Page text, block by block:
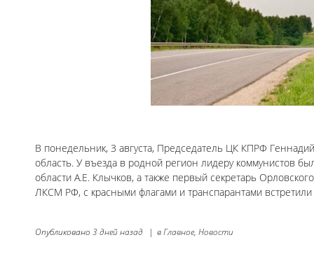
В понедельник, 3 августа, Председатель ЦК КПРФ
область. У въезда в родной регион лидеру коммунистов
области А.Е. Клычков, а также первый секретарь
ЛКСМ РФ, с красными флагами и транспарантами встретили
Опубликовано 3 дней назад | вГлавное, Новости